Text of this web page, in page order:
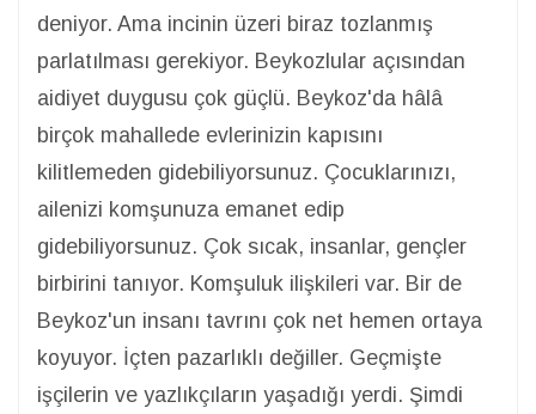
deniyor. Ama incinin üzeri biraz tozlanmış
parlatılması gerekiyor. Beykozlular açısından
aidiyet duygusu çok güçlü. Beykoz'da hâlâ
birçok mahallede evlerinizin kapısını
kilitlemeden gidebiliyorsunuz. Çocuklarınızı,
ailenizi komşunuza emanet edip
gidebiliyorsunuz. Çok sıcak, insanlar, gençler
birbirini tanıyor. Komşuluk ilişkileri var. Bir de
Beykoz'un insanı tavrını çok net hemen ortaya
koyuyor. İçten pazarlıklı değiller. Geçmişte
işçilerin ve yazlıkçıların yaşadığı yerdi. Şimdi